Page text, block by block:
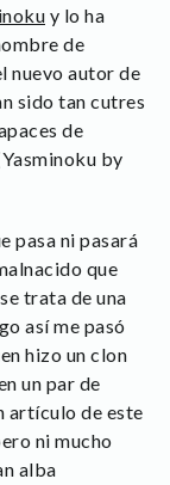
y lo ha
de
nuevo autor de
sido tan cutres
de
by
pasa ni pasará
que
trata de una
así me pasó
hizo un clon
un par de
artículo de este
ni mucho
alba